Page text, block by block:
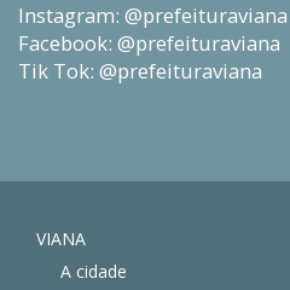
Instagram: @prefeituraviana
Facebook: @prefeituraviana
Tik Tok: @prefeituraviana
VIANA
A cidade